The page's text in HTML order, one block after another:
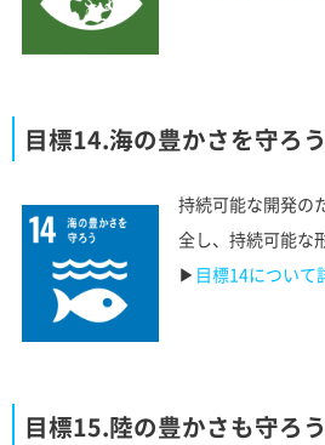
目標14.海の豊かさを守ろう
持続可能な開発の
全し、持続可能な
▶︎ 目標14について
目標15.陸の豊かさも守ろう